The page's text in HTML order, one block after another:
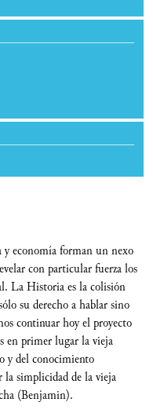
y economía forman un nexo
con particular fuerza los
La Historia es la colisión
su derecho a hablar sino
continuar hoy el proyecto
en primer lugar la vieja
y del conocimiento
la simplicidad de la vieja
(Benjamin).